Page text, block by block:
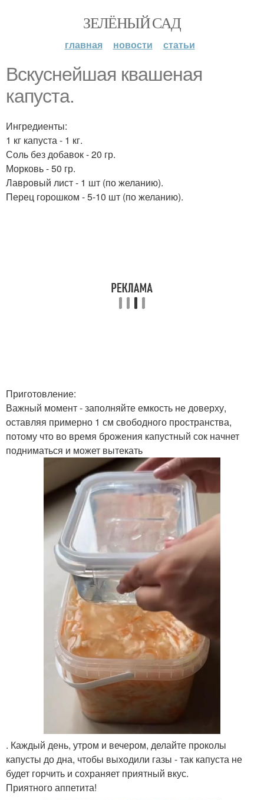
ЗЕЛЁНЫЙ САД
главная новости статьи
Вскуснейшая квашеная
капуста.
Ингредиенты:
1 кг капуста - 1 кг.
Соль без добавок - 20 гр.
Морковь - 50 гр.
Лавровый лист - 1 шт (по желанию).
Перец горошком - 5-10 шт (по желанию).
Приготовление:
Важный момент - заполняйте емкость не доверху,
оставляя примерно 1 см свободного пространства,
потому что во время брожения капустный сок начнет
подниматься и может вытекать
. Каждый день, утром и вечером, делайте проколы
капусты до дна, чтобы выходили газы - так капуста не
будет горчить и сохраняет приятный вкус.
Приятного аппетита!